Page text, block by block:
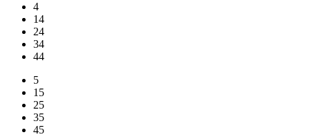
4
14
24
34
44
5
15
25
35
45